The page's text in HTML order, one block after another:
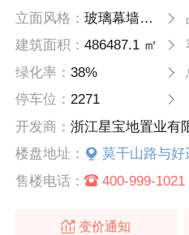
立面风格：玻璃幕墙加铝板
建筑面积：486487.1 ㎡
绿化率：38%
停车位：2271
开发商：浙江星宝地置业有
楼盘地址：
莫干山路与好
售楼电话：
400-999-1021
变价通知